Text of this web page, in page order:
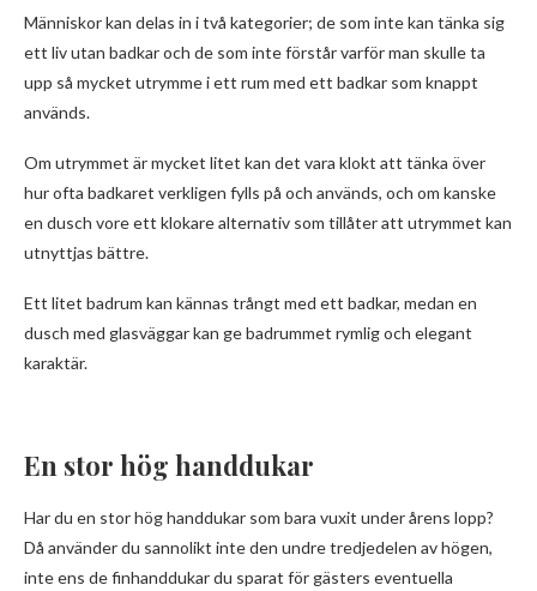
Människor kan delas in i två kategorier; de som inte kan tänka sig
ett liv utan badkar och de som inte förstår varför man skulle ta
upp så mycket utrymme i ett rum med ett badkar som knappt
används.
Om utrymmet är mycket litet kan det vara klokt att tänka över
hur ofta badkaret verkligen fylls på och används, och om kanske
en dusch vore ett klokare alternativ som tillåter att utrymmet kan
utnyttjas bättre.
Ett litet badrum kan kännas trångt med ett badkar, medan en
dusch med glasväggar kan ge badrummet rymlig och elegant
karaktär.
En stor hög handdukar
Har du en stor hög handdukar som bara vuxit under årens lopp?
Då använder du sannolikt inte den undre tredjedelen av högen,
inte ens de finhanddukar du sparat för gästers eventuella